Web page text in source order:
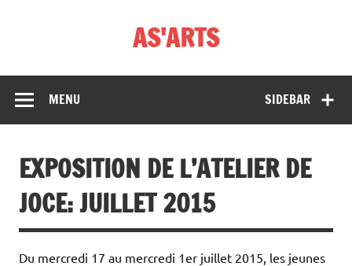
AS'ARTS
SIDEBAR
MENU
EXPOSITION DE L’ATELIER DE
JOCE: JUILLET 2015
Du mercredi 17 au mercredi 1er juillet 2015, les jeunes